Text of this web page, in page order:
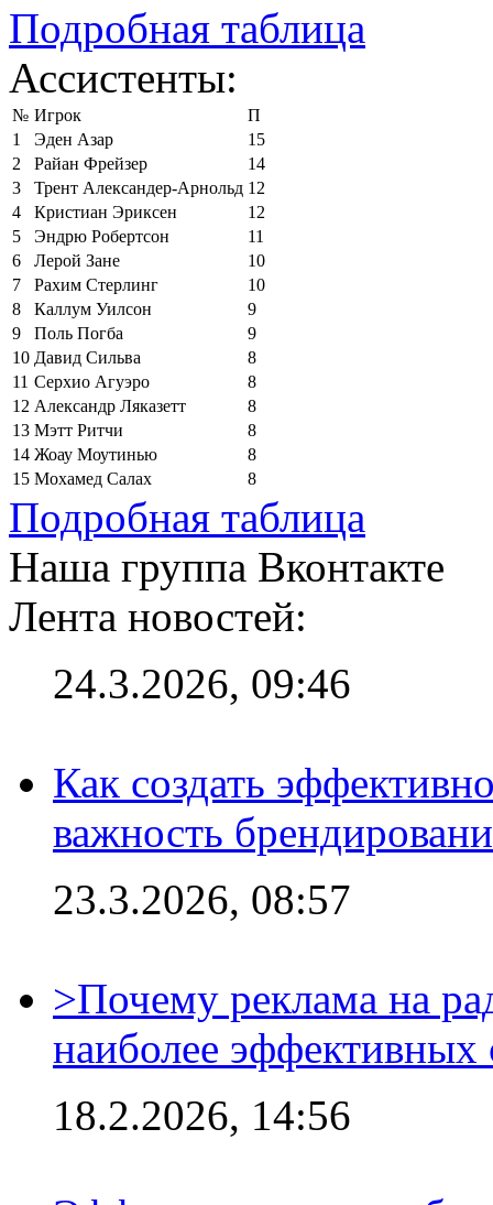
Подробная таблица
Ассистенты:
№ Игрок
П
1
Эден Азар
15
2
Райан Фрейзер
14
3
Трент Александер-Арнольд 12
4
Кристиан Эриксен
12
5
Эндрю Робертсон
11
6
Лерой Зане
10
7
Рахим Стерлинг
10
8
Каллум Уилсон
9
9
Поль Погба
9
10 Давид Сильва
8
11 Серхио Агуэро
8
12 Александр Ляказетт
8
13 Мэтт Ритчи
8
14 Жоау Моутинью
8
15 Мохамед Салах 8
Подробная таблица
Наша группа Вконтакте
Лента новостей:
24.3.2026, 09:46
Как создать
важность
23.3.2026, 08:57
>Почему реклама на
наиболее эффективных
18.2.2026, 14:56